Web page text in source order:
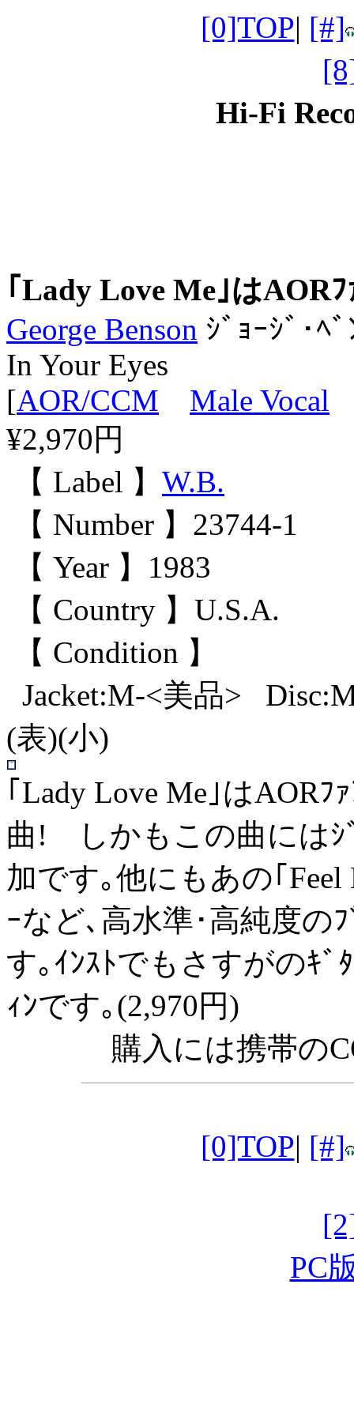
[0]TOP| [#]
Hi-Fi
｢Lady Love Me｣はAOR
George Benson ｼﾞｮｰｼﾞ･ﾍ
In Your Eyes
[AOR/CCM
Male Vocal
¥2,970円
【 Label 】 W.B.
【 Number 】23744-1
【 Year 】1983
【 Country 】U.S.A.
【 Condition 】
Jacket:M-<美品>
(表)(小)
｢Lady Love Me｣はAOR
曲! しかもこの曲にはｼﾞ
加です｡他にもあの｢Feel
ｰなど､高水準･高純度の
す｡ｲﾝｽﾄでもさすがのｷﾞ
ｨﾝです｡(2,970円)
購入には携帯の
[0]TOP| [#]
PC